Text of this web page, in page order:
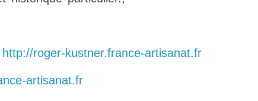
http://roger-kustner.france-artisanat.fr
artisanat.fr